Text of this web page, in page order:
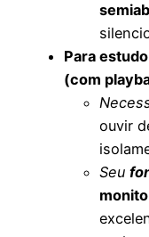
Para
(com
ouvir
Seu